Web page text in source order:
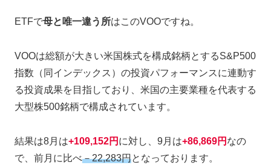
ETFで母と唯一違う所はこのVOOですね。
VOOは総額が大きい米国株式を構成銘柄とするS&P500
指数（同インデックス）の投資パフォーマンスに連動す
る投資成果を目指しており、米国の主要業種を代表する
大型株500銘柄で構成されています。
結果は8月は+109,152円 に対し、9月は+86,869円 なの
で、前月に比べ－22,283円となっております。